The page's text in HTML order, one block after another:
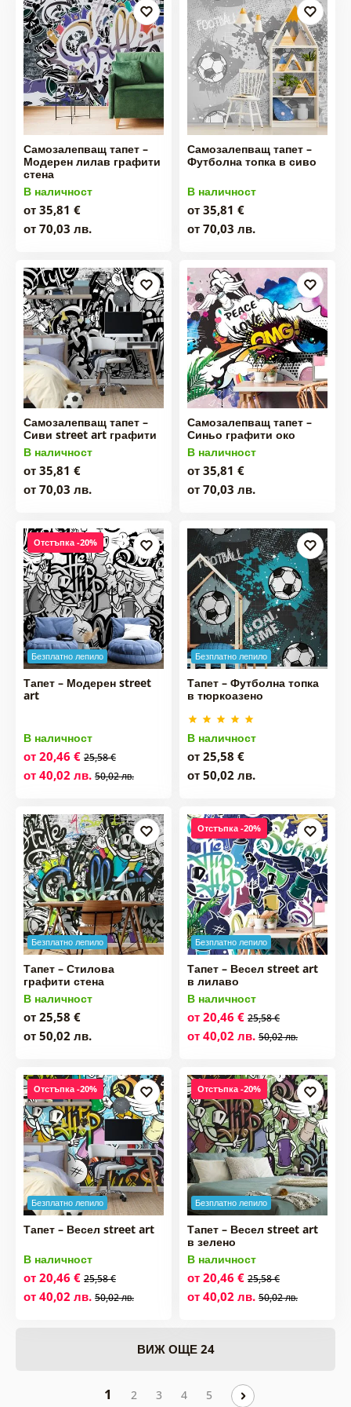
Самозалепващ тапет –
Модерен лилав графити
стена
В наличност
от 35,81 €
от 70,03 лв.
Самозалепващ тапет –
Футболна топка в сиво
В наличност
от 35,81 €
от 70,03 лв.
Самозалепващ тапет –
Сиви street art графити
В наличност
от 35,81 €
от 70,03 лв.
Самозалепващ тапет –
Синьо графити око
В наличност
от 35,81 €
от 70,03 лв.
Безплатно лепило
Отстъпка -20%
Тапет – Модерен street
art
В наличност
от 20,46 € 25,58 €
от 40,02 лв. 50,02 лв.
Безплатно лепило
Тапет – Футболна топка
в тюркоазено
В наличност
от 25,58 €
от 50,02 лв.
Безплатно лепило
Тапет – Стилова
графити стена
В наличност
от 25,58 €
от 50,02 лв.
Безплатно лепило
Отстъпка -20%
Тапет – Весел street art
в лилаво
В наличност
от 20,46 € 25,58 €
от 40,02 лв. 50,02 лв.
Безплатно лепило
Отстъпка -20%
Тапет – Весел street art
В наличност
от 20,46 € 25,58 €
от 40,02 лв. 50,02 лв.
Безплатно лепило
Отстъпка -20%
Тапет – Весел street art
в зелено
В наличност
от 20,46 € 25,58 €
от 40,02 лв. 50,02 лв.
ВИЖ ОЩЕ 24
1 2 3 4 5